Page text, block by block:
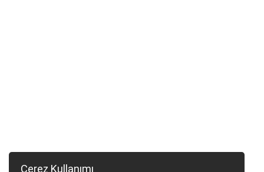
Çerez Kullanımı